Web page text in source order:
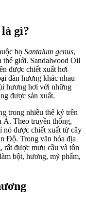
gì?
họ Santalum genus,
thế giới. Sandalwood Oil
được chiết xuất hơi
đàn hương khác nhau
hương hơi với những
được sản xuất.
trong nhiều thế kỷ trên
Á. Theo truyền thống,
nó được chiết xuất từ cây
Độ. Trong văn hóa địa
rất được mưu cầu và tôn
bột, hương, mỹ phẩm,